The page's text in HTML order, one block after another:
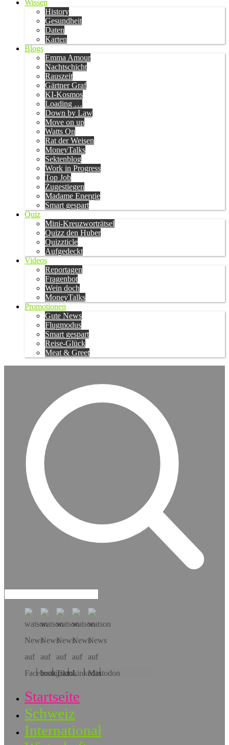
Wissen
History
Gesundheit
Daten
Karten
Blogs
Emma Amour
Nachtschicht
Rauszeit
Gärtner Graf
KI-Kosmos
Loading …
Down by Law
Move on up
Watts On
Rat der Weisen
MoneyTalks
Sektenblog
Work in Progress
Top Job
Zugestiegen
Madame Energie
Smart gespart
Quiz
Mini-Kreuzworträtsel
Quizz den Huber
Quizzticle
Aufgedeckt
Videos
Reportagen
Fragenbot
Wein doch
MoneyTalks
Promotionen
Gute News
Flugmodus
Smart gespart
Reise-Glück
Meat & Greet
Hol dir die App!
Startseite
Schweiz
International